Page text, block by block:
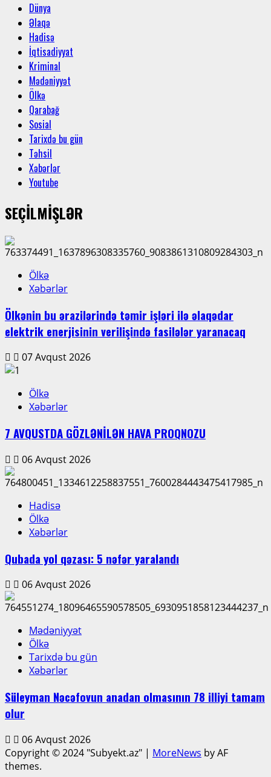
Dünya
Əlaqə
Hadisə
İqtisadiyyat
Kriminal
Mədəniyyət
Ölkə
Qarabağ
Sosial
Tarixdə bu gün
Təhsil
Xəbərlər
Youtube
SEÇİLMİŞLƏR
Ölkə
Xəbərlər
Ölkənin bu ərazilərində təmir işləri ilə əlaqədar
elektrik enerjisinin verilişində fasilələr yaranacaq
07 Avqust 2026
Ölkə
Xəbərlər
7 AVQUSTDA GÖZLƏNİLƏN HAVA PROQNOZU
06 Avqust 2026
Hadisə
Ölkə
Xəbərlər
Qubada yol qəzası: 5 nəfər yaralandı
06 Avqust 2026
Mədəniyyət
Ölkə
Tarixdə bu gün
Xəbərlər
Süleyman Nəcəfovun anadan olmasının 78 illiyi tamam
olur
06 Avqust 2026
Copyright © 2024 "Subyekt.az" | MoreNews by AF
themes.